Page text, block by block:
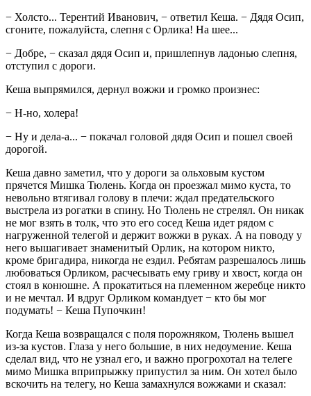
− Холсто... Терентий Иванович, − ответил Кеша. − Дядя Осип,
сгоните, пожалуйста, слепня с Орлика! На шее...
− Добре, − сказал дядя Осип и, пришлепнув ладонью слепня,
отступил с дороги.
Кеша выпрямился, дернул вожжи и громко произнес:
− Н-но, холера!
− Ну и дела-а... − покачал головой дядя Осип и пошел своей
дорогой.
Кеша давно заметил, что у дороги за ольховым кустом
прячется Мишка Тюлень. Когда он проезжал мимо куста, то
невольно втягивал голову в плечи: ждал предательского
выстрела из рогатки в спину. Но Тюлень не стрелял. Он никак
не мог взять в толк, что это его сосед Кеша идет рядом с
нагруженной телегой и держит вожжи в руках. А на поводу у
него вышагивает знаменитый Орлик, на котором никто,
кроме бригадира, никогда не ездил. Ребятам разрешалось лишь
любоваться Орликом, расчесывать ему гриву и хвост, когда он
стоял в конюшне. А прокатиться на племенном жеребце никто
и не мечтал. И вдруг Орликом командует − кто бы мог
подумать! − Кеша Пупочкин!
Когда Кеша возвращался с поля порожняком, Тюлень вышел
из-за кустов. Глаза у него большие, в них недоумение. Кеша
сделал вид, что не узнал его, и важно прогрохотал на телеге
мимо Мишка вприпрыжку припустил за ним. Он хотел было
вскочить на телегу, но Кеша замахнулся вожжами и сказал: